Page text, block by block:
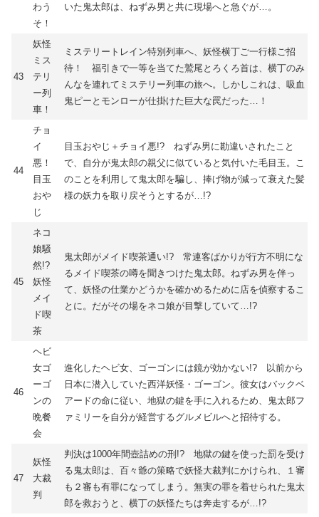
わう
そ！
いた鬼太郎は、ねずみ男と共に現場へと急ぐが…。
43
妖怪
ミス
テリ
ー列
車！
ミステリートレイン特別列車へ、妖怪横丁ご一行様ご招
待！ 福引きで一等を当てた鷲尾とろくろ首は、横丁のみ
んなを連れてミステリー列車の旅へ。しかしこれは、吸血
鬼ピーとモンローが仕掛けた巨大な罠だった…！
44
チョ
イ
悪！
目玉
おや
じ
目玉おやじ＋チョイ悪!? ねずみ男に勘違いされたこと
で、自分が鬼太郎の親父に似ていると気付いた毛目玉。こ
のことを利用して鬼太郎を騙し、捧げ物が減って衰えた髪
様の妖力を取り戻そうとするが…!?
45
ネコ
娘騒
然!?
妖怪
メイ
ド喫
茶
鬼太郎がメイド喫茶通い!? 常連客ばかりが行方不明にな
るメイド喫茶の噂を聞きつけた鬼太郎。ねずみ男を伴っ
て、妖怪の仕業かどうかを確かめるために店を偵察するこ
とに。だがその場をネコ娘が目撃していて…!?
46
ヘビ
女ゴ
ーゴ
ンの
晩餐
会
進化したヘビ女、ゴーゴンには鏡が効かない!? 以前から
日本に潜入していた西洋妖怪・ゴーゴン。彼女はバックベ
アードの命に従い、地獄の鍵を手に入れるため、鬼太郎フ
ァミリーを自分が経営するグルメビルへと招待する。
47
妖怪
大裁
判
判決は1000年間壺詰めの刑!? 地獄の鍵を使った罰を受け
る鬼太郎は、百々爺の策略で妖怪大裁判にかけられ、１審
も２審も有罪になってしまう。無実の罪を着せられた鬼太
郎を救おうと、横丁の妖怪たちは奔走するが…!?